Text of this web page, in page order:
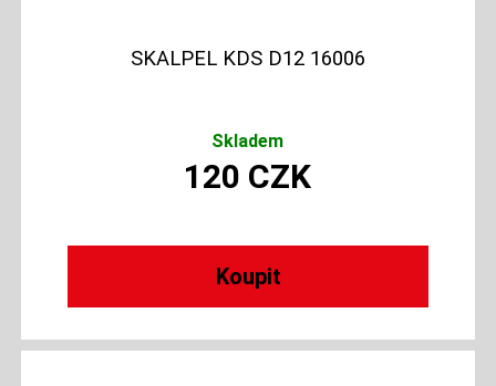
SKALPEL KDS D12 16006
Skladem
120 CZK